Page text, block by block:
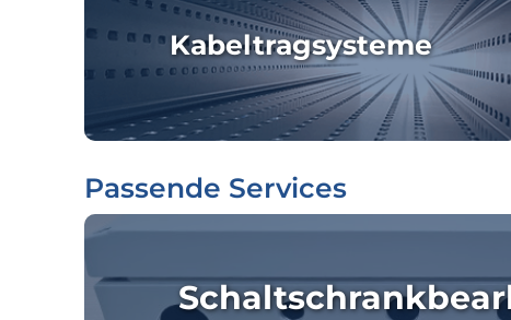
Kabeltragsysteme
Passende Services